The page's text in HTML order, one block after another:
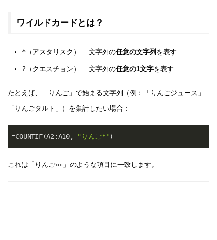
ワイルドカードとは？
*（アスタリスク）… 文字列の任意の文字列 を表す
? （クエスチョン）… 文字列の任意の1文字を表す
たとえば、「りんご」で始まる文字列（例：「りんごジュース」
「りんごタルト」）を集計したい場合：
=COUNTIF(A2:A10, "りんご*")
これは「りんご○○」のような項目に一致します。